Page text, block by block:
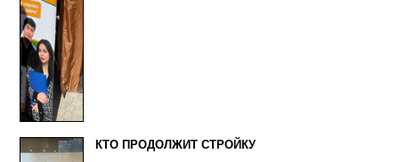
КТО ПРОДОЛЖИТ СТРОЙКУ